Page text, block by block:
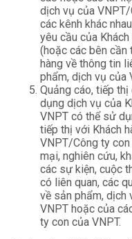
dịch vụ của
các kênh khác
yêu cầu của
(hoặc các bên cần
hàng về thông tin
phẩm, dịch vụ của
Quảng cáo, tiếp
dụng dịch vụ của
VNPT có thể sử
tiếp thị với Khách
VNPT/Công ty con
mại, nghiên cứu,
các sự kiện, cuộc
có liên quan, các
về sản phẩm, dịch
VNPT hoặc của
ty con của VNPT.